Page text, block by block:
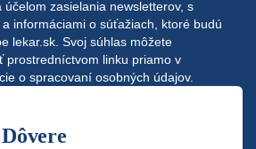
účelom zasielania newsletterov, s
informáciami o súťažiach, ktoré budú
lekar.sk . Svoj súhlas môžete
prostredníctvom linku priamo v
o spracovaní osobných údajov.